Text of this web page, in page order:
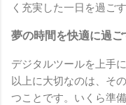
く充実した一日を過ご
夢の時間を快適に過ご
デジタルツールを上手
以上に大切なのは、そ
つことです。いくら準